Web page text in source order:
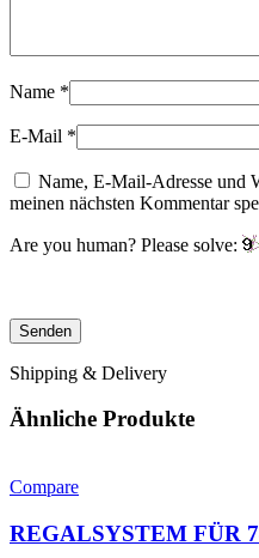
Name *
E-Mail *
Name, E-Mail-Adresse und
meinen nächsten Kommentar
Are you human? Please solve:
Shipping & Delivery
Ähnliche Produkte
Compare
REGALSYSTEM FÜR